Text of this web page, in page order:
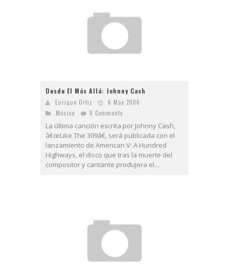
Desde El Más Allá: Johnny Cash
Enrique Ortiz
6 May 2006
Música
0 Comments
La última canción escrita por Johnny Cash,
â€œLike The 309â€, será publicada con el
lanzamiento de American V: A Hundred
Highways, el disco que tras la muerte del
compositor y cantante produjera el...